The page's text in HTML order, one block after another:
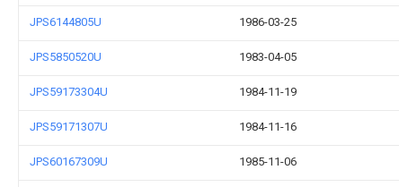
JPS6144805U 1986-03-25
JPS5850520U 1983-04-05
JPS59173304U 1984-11-19
JPS59171307U 1984-11-16
JPS60167309U 1985-11-06